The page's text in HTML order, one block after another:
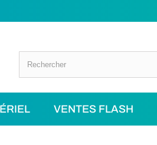
VENTES FLASH